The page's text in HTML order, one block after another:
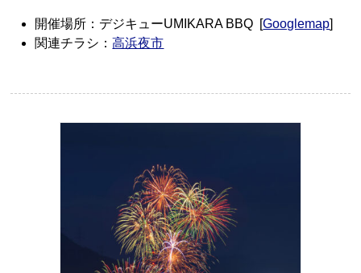
開催場所：デジキューUMIKARA BBQ [Googlemap]
関連チラシ：高浜夜市